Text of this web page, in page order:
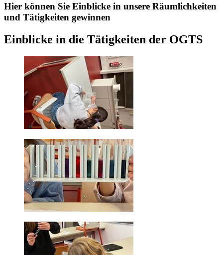
Hier können Sie Einblicke in unsere Räumlichkeiten
und Tätigkeiten gewinnen
Einblicke in die Tätigkeiten der OGTS